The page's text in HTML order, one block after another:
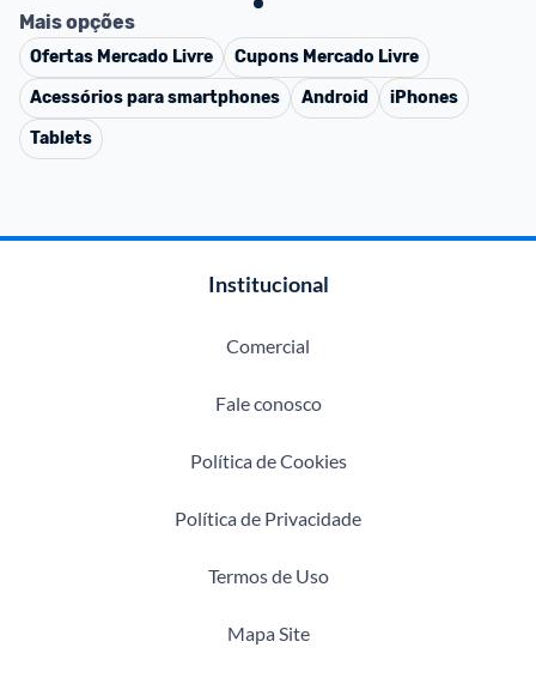
Mais opções
Ofertas Mercado Livre Cupons Mercado Livre
Acessórios para smartphones
Android
iPhones
Tablets
Institucional
Comercial
Fale conosco
Política de Cookies
Política de Privacidade
Termos de Uso
Mapa Site